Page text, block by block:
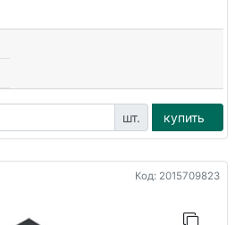
шт. купить
Код: 2015709823